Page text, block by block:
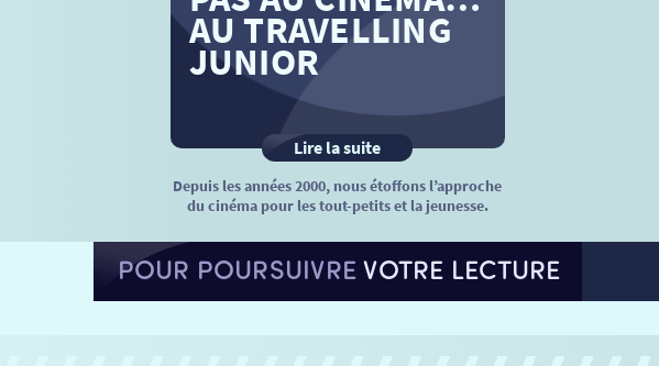
AU TRAVELLING
JUNIOR
Lire la suite
Depuis les années 2000, nous étoffons l’approche
du cinéma pour les tout-petits et la jeunesse.
POUR POURSUIVREVOTRE LECTURE